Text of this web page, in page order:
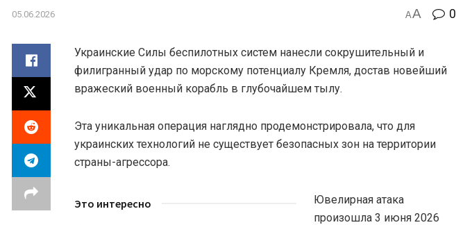
05.06.2026 AA 0
Украинские Силы беспилотных систем нанесли сокрушительный и
филигранный удар по морскому потенциалу Кремля, достав новейший
вражеский военный корабль в глубочайшем тылу.
Эта уникальная операция наглядно продемонстрировала, что для
украинских технологий не существует безопасных зон на территории
страны-агрессора.
Это интересно
Ювелирная атака
произошла 3 июня 2026